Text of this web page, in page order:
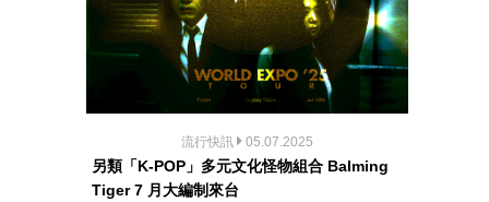
流行快訊 05.07.2025
另類「K-POP」多元文化怪物組合 Balming
Tiger 7 月大編制來台